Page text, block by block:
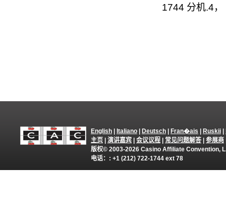
1744 分机.4，
English Italiano Deutsch Fran�ais Ruskii
主页
演讲嘉宾 会议议程 常见问题解答| 参展商
版权© 2003-2026 Casino Affiliate Convention,
电话：: +1 (212) 722-1744 ext 78